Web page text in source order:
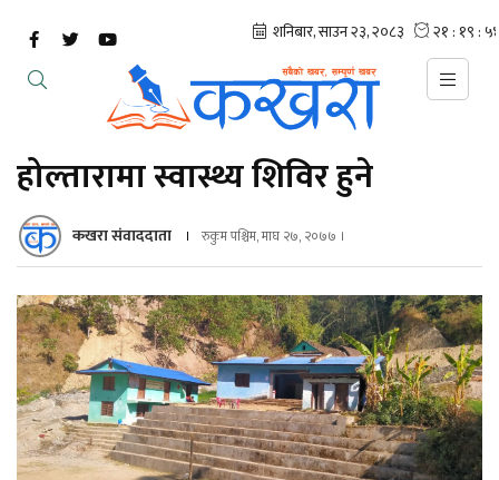
होल्तारामा स्वास्थ्य शिविर हुने
कखरा संवाददाता रुकुम पश्चिम, माघ २७, २०७७ ।